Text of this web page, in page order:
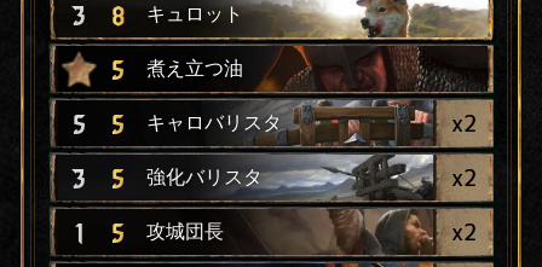
3 8 キュロット
5 煮え立つ油
5 5 キャロバリスタ x2
3 5 強化バリスタ x2
1 5 攻城団長 x2